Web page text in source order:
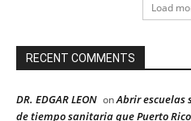
Load
RECENT COMMENTS
DR. EDGAR LEON onAbrir escuelas
de tiempo sanitaria que Puerto